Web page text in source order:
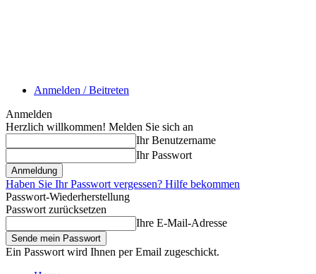
Anmelden / Beitreten
Anmelden
Herzlich willkommen! Melden Sie sich an
Ihr Benutzername
Ihr Passwort
Haben Sie Ihr Passwort vergessen? Hilfe bekommen
Passwort-Wiederherstellung
Passwort zurücksetzen
Ihre E-Mail-Adresse
Ein Passwort wird Ihnen per Email zugeschickt.